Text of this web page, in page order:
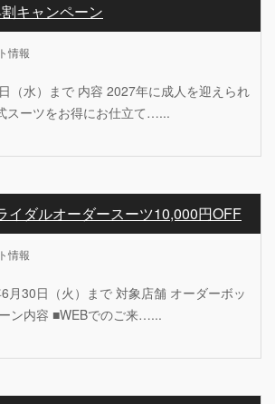
キャンペーン
情報
（水）まで 内容 2027年に成人を迎えられ
スーツをお得にお仕立て…...
イダルオーダースーツ10,000円OFF
情報
月30日（火）まで 対象店舗 オーダーボッ
ン内容 ■WEBでのご来…...